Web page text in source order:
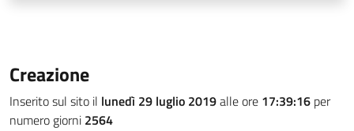
Creazione
Inserito sul sito il lunedì 29 luglio 2019alle ore 17:39:16 per
numero giorni 2564